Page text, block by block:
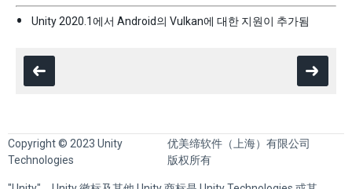
Unity 2020.1에서 Android의 Vulkan에 대한 지원이 추가됨
Copyright © 2023 Unity
Technologies
优美缔软件（上海）有限公司
版权所有